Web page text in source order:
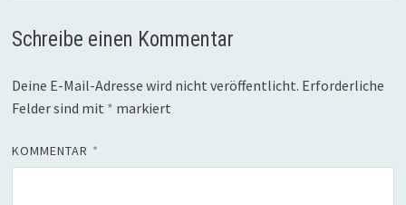
Schreibe einen Kommentar
Deine E-Mail-Adresse wird nicht veröffentlicht. Erforderliche
Felder sind mit * markiert
KOMMENTAR *